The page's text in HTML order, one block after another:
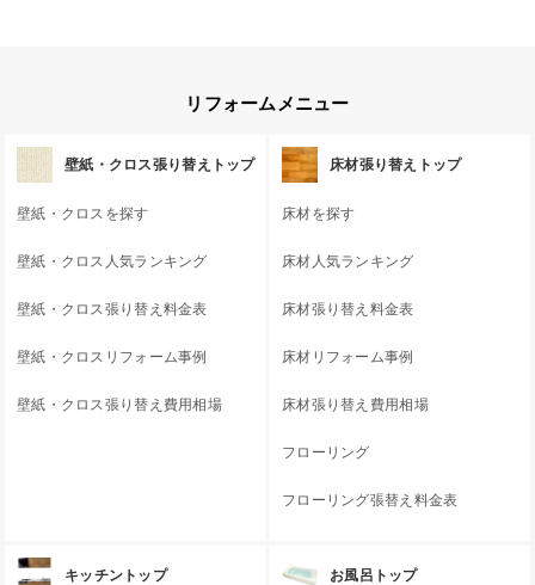
リフォームメニュー
壁紙・クロス張り替えトップ
壁紙・クロスを探す
壁紙・クロス人気ランキング
壁紙・クロス張り替え料金表
壁紙・クロスリフォーム事例
壁紙・クロス張り替え費用相場
床材張り替えトップ
床材を探す
床材人気ランキング
床材張り替え料金表
床材リフォーム事例
床材張り替え費用相場
フローリング
フローリング張替え料金表
キッチントップ お風呂トップ